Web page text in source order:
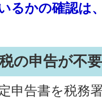
るかの確認は
の申告が不
申告書を税務